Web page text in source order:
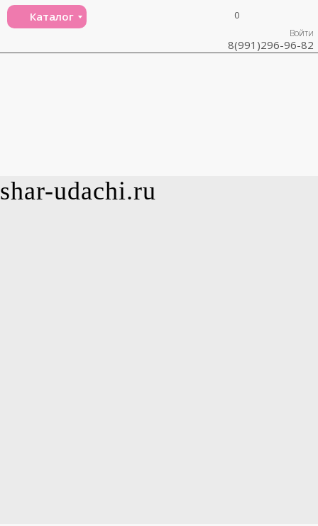
Каталог
Войти
0
8(991)296-96-82
shar-udachi.ru